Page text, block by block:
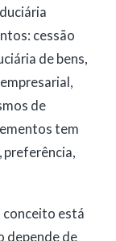
cessão
de bens,
de
tem
conceito está
depende de